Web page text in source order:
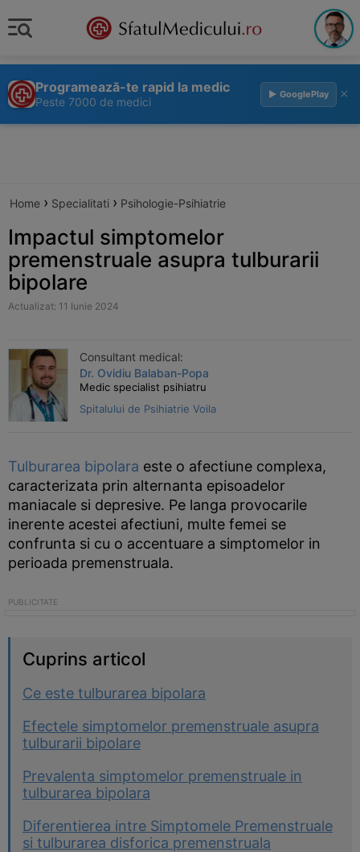
Programează-te rapid la medic
Peste 7000 de medici
▶ GooglePlay ×
Home › Specialitati › Psihologie-Psihiatrie
Impactul simptomelor
premenstruale asupra tulburarii
bipolare
Actualizat: 11 Iunie 2024
Consultant medical:
Dr. Ovidiu Balaban-Popa
Medic specialist psihiatru
Spitalului de Psihiatrie Voila
Tulburarea bipolara este o afectiune complexa,
caracterizata prin alternanta episoadelor
maniacale si depresive. Pe langa provocarile
inerente acestei afectiuni, multe femei se
confrunta si cu o accentuare a simptomelor in
perioada premenstruala.
Cuprins articol
Ce este tulburarea bipolara
Efectele simptomelor premenstruale asupra
tulburarii bipolare
Prevalenta simptomelor premenstruale in
tulburarea bipolara
Diferentierea intre Simptomele Premenstruale
si tulburarea disforica premenstruala